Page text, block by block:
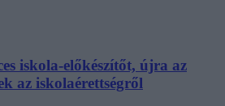
iskola-előkészítőt, újra az
az iskolaérettségről